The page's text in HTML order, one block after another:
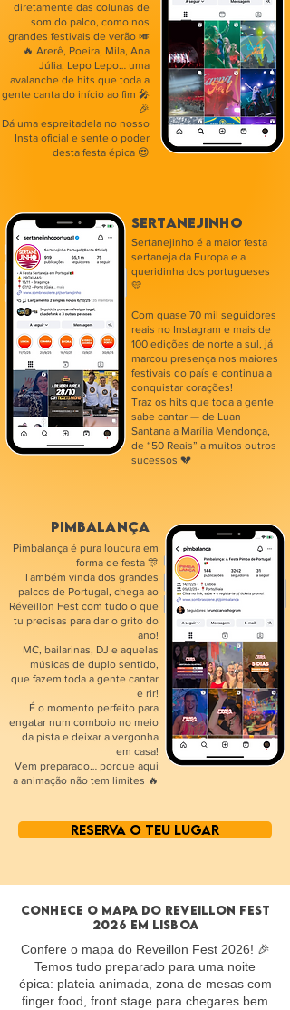
diretamente das colunas de
som do palco, como nos
grandes festivais de verão 🎺
🔥 Arerê, Poeira, Mila, Ana
Júlia, Lepo Lepo… uma
avalanche de hits que toda a
gente canta do início ao fim 🎤
🎉
Dá uma espreitadela no nosso
Insta oficial e sente o poder
desta festa épica 😍
SERTANEJINHO
Sertanejinho é a maior festa
sertaneja da Europa e a
queridinha dos portugueses
💛
Com quase 70 mil seguidores
reais no Instagram e mais de
100 edições de norte a sul, já
marcou presença nos maiores
festivais do país e continua a
conquistar corações!
Traz os hits que toda a gente
sabe cantar — de Luan
Santana a Marília Mendonça,
de “50 Reais” a muitos outros
sucessos 💔
PIMBALANÇA
Pimbalança é pura loucura em
forma de festa 🎊
Também vinda dos grandes
palcos de Portugal, chega ao
Réveillon Fest com tudo o que
tu precisas para dar o grito do
ano!
MC, bailarinas, DJ e aquelas
músicas de duplo sentido,
que fazem toda a gente cantar
e rir!
É o momento perfeito para
engatar num comboio no meio
da pista e deixar a vergonha
em casa!
Vem preparado… porque aqui
a animação não tem limites 🔥
RESERVA O TEU LUGAR
CONHECE O MAPA DO REVEILLON FEST
2026 EM LISBOA
Confere o mapa do Reveillon Fest 2026! 🎉
Temos tudo preparado para uma noite
épica: plateia animada, zona de mesas com
finger food, front stage para chegares bem